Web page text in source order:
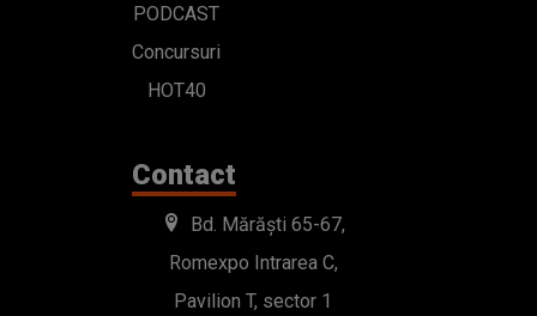
PODCAST
Concursuri
HOT40
Contact
Bd. Mărăști 65-67,
Romexpo Intrarea C,
Pavilion T, sector 1